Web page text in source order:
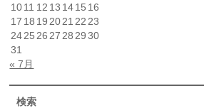
1011 12 13 1415 16
17 18 19 2021 22 23
2425 26 27 28 29 30
31
« 7月
検索